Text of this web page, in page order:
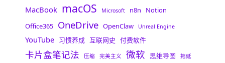
MacBook macOS Microsoft n8n
Notion
Office365 OneDrive OpenClaw Unreal Engine
YouTube 习惯养成 互联网史 付费软件
卡片盒笔记法 压缩 完美主义 微软 思维导图 拖延